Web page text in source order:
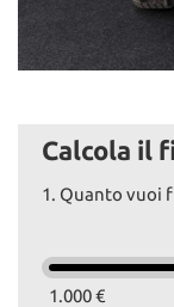
Calcola il
1. Quanto vuoi
1.000 €